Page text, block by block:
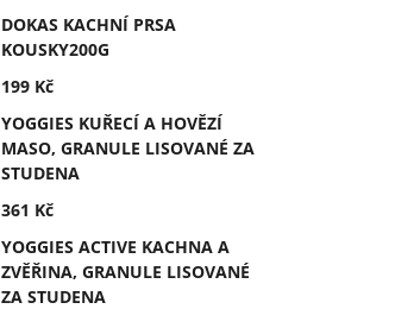
DOKAS KACHNÍ PRSA
KOUSKY200G
199 Kč
YOGGIES KUŘECÍ A HOVĚZÍ
MASO, GRANULE LISOVANÉ ZA
STUDENA
361 Kč
YOGGIES ACTIVE KACHNA A
ZVĚŘINA, GRANULE LISOVANÉ
ZA STUDENA